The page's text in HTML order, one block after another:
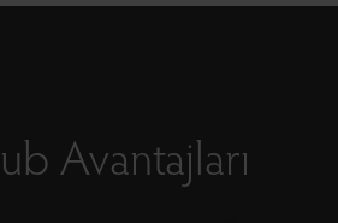
Avantajları